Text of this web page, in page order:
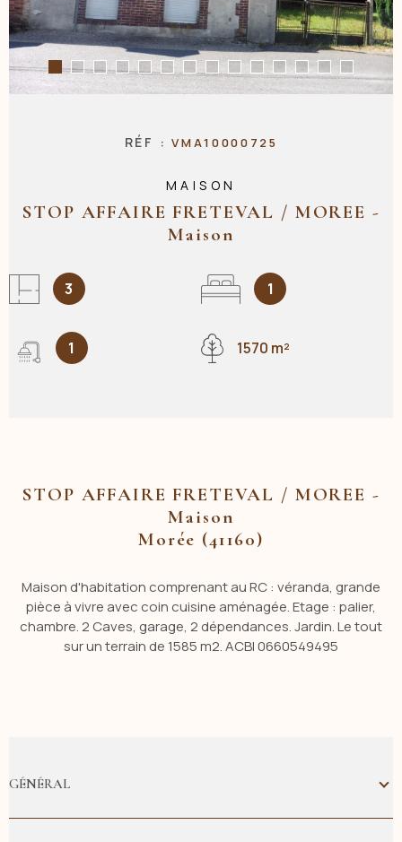
NOS
RÉF :VMA10000725
MAISON
STOP AFFAIRE FRETEVAL / MOREE -
Maison
3 1
1 1570 m²
STOP AFFAIRE FRETEVAL / MOREE -
Maison
Morée (41160)
Maison d'habitation comprenant au RC : véranda, grande
pièce à vivre avec coin cuisine aménagée. Etage : palier,
chambre. 2 Caves, garage, 2 dépendances. Jardin. Le tout
sur un terrain de 1585 m2. ACBI 0660549495
GÉNÉRAL